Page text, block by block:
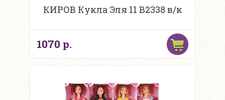
КИРОВ Кукла Эля 11 В2338 в/к
1070 р.